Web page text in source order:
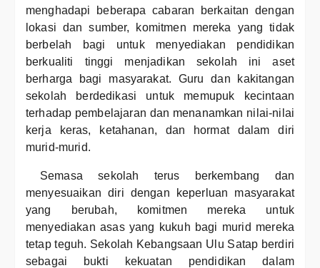
menghadapi beberapa cabaran berkaitan dengan
lokasi dan sumber, komitmen mereka yang tidak
berbelah bagi untuk menyediakan pendidikan
berkualiti tinggi menjadikan sekolah ini aset
berharga bagi masyarakat. Guru dan kakitangan
sekolah berdedikasi untuk memupuk kecintaan
terhadap pembelajaran dan menanamkan nilai-nilai
kerja keras, ketahanan, dan hormat dalam diri
murid-murid.
Semasa sekolah terus berkembang dan
menyesuaikan diri dengan keperluan masyarakat
yang berubah, komitmen mereka untuk
menyediakan asas yang kukuh bagi murid mereka
tetap teguh. Sekolah Kebangsaan Ulu Satap berdiri
sebagai bukti kekuatan pendidikan dalam